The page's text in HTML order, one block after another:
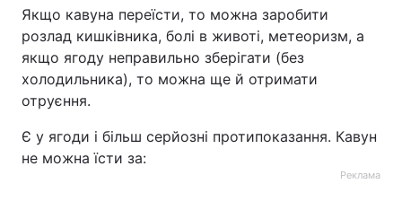
Якщо кавуна переїсти, то можна заробити
розлад кишківника, болі в животі, метеоризм, а
якщо ягоду неправильно зберігати (без
холодильника), то можна ще й отримати
отруєння.
Є у ягоди і більш серйозні протипоказання. Кавун
не можна їсти за:
Реклама